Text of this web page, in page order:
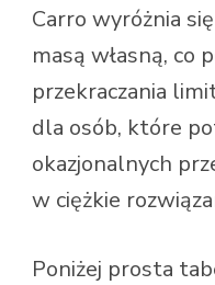
Carro wyróżnia
masą własną, co
przekraczania
dla osób, które
okazjonalnych
w ciężkie
Poniżej prosta